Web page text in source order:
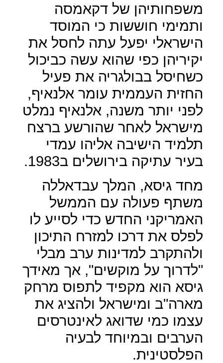
משפחותיהן של דקאמסה
ותמימי חוששות כי המוסד
הישראלי יפעל עתה לחסל את
יקיריהן כפי שהוא עשה כביכול
כשחיסל בבולגריה את פעיל
החזית העממית עומר אלנאיף,
לפני יותר משנה, אלנאיף נמלט
מישראל לאחר שהורשע ברצח
תלמיד הישיבה אליהו עמדי
בעיר עתיקה בירושלים ב1983.
מחד גיסא, המלך עבדאללה
משתף פעולה עם הממשל
האמריקני החדש כדי לסייע לו
לפלס את דרכו למזרח התיכון
ולהתקרב למדינות ערב מבלי
"לדרוך על מוקשים", אך מאידך
גיסא הוא מקפיד לתפוס מרחק
מארה"ב ומישראל ולהציג את
עצמו כמי שדואג לאינטרסים
הערבים ובמיוחד לבעיה
הפלסטינית.